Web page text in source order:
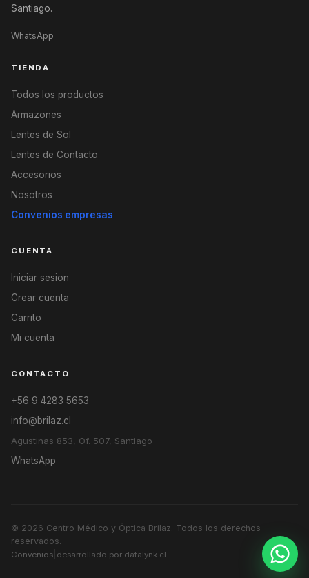
Santiago.
WhatsApp
TIENDA
Todos los productos
Armazones
Lentes de Sol
Lentes de Contacto
Accesorios
Nosotros
Convenios empresas
CUENTA
Iniciar sesion
Crear cuenta
Carrito
Mi cuenta
CONTACTO
+56 9 4283 5653
info@brilaz.cl
Agustinas 853, Of. 507, Santiago
WhatsApp
© 2026 Centro Médico y Óptica Brilaz. Todos los derechos
reservados.
Convenios desarrollado por datalynk.cl